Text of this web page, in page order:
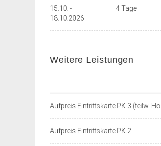
15.10. -
18.10.2026
4 Tage
Weitere Leistungen
Aufpreis Eintrittskarte PK 3 (teilw.
Aufpreis Eintrittskarte PK 2